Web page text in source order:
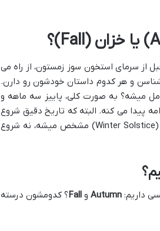
از سرمای استخون سوز زمستون، از راه می
و هر کدوم داستان خودشون رو دارن.
میشه؟ به صورت کلی، پاییز سه ماهه و
پیدا می کنه. البته که تاریخ دقیق شروع
فصل ها بر اساس اعتدال پاییزی (Autumnal Equinox) و انقلاب زمستانی (Winter Solstice) مشخص میشه، نه شروع
داریم: Autumnو Fall؟ کدومشون درسته